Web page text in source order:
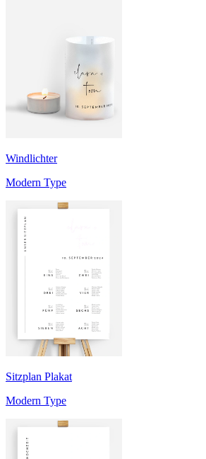
Windlichter
Modern Type
Sitzplan Plakat
Modern Type